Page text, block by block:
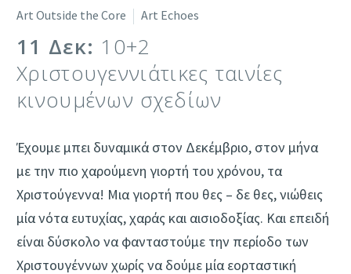
Art Outside the Core
Art Echoes
11 Δεκ: 10+2
Χριστουγεννιάτικες ταινίες
κινουμένων σχεδίων
Έχουμε μπει δυναμικά στον Δεκέμβριο, στον μήνα
με την πιο χαρούμενη γιορτή του χρόνου, τα
Χριστούγεννα! Μια γιορτή που θες – δε θες, νιώθεις
μία νότα ευτυχίας, χαράς και αισιοδοξίας. Και επειδή
είναι δύσκολο να φανταστούμε την περίοδο των
Χριστουγέννων χωρίς να δούμε μία εορταστική